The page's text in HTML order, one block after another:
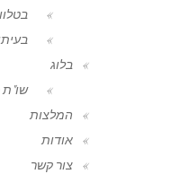
בלוג
שו"ת
המלצות
אודות
צור קשר